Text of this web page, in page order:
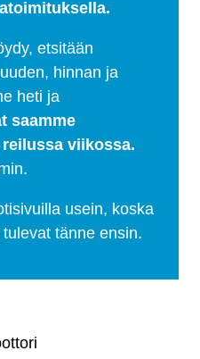
etsitään
hinnan ja
heti ja
saamme
viikossa.
usein, koska
tänne ensin.